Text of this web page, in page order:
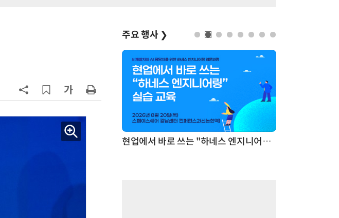
주요 행사 ❯
현업에서 바로 쓰는 "하네스 엔지니어링" 실습 교육